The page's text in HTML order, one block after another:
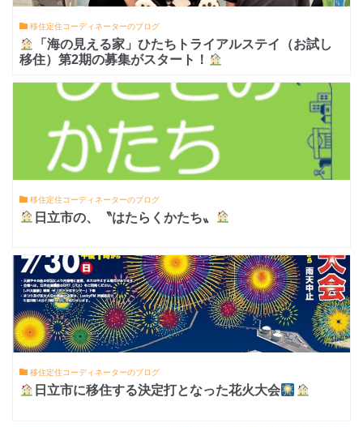
移住定住コーディネーターのブログ
「海の見える家」ひたちトライアルステイ（お試し
移住）第2期の募集がスタート！
移住定住コーディネーターのブログ
日立市の、〝はたらくかたち〟
移住定住コーディネーターのブログ
日立市に移住する決定打となった花火大会